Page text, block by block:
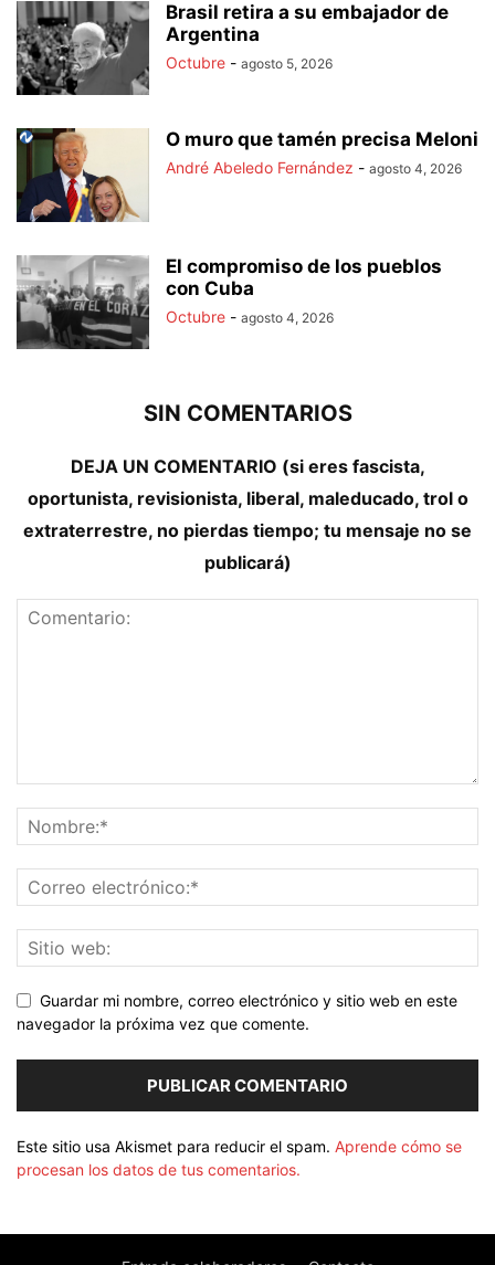
Brasil retira a su embajador de
Argentina
Octubre - agosto 5, 2026
O muro que tamén precisa Meloni
André Abeledo Fernández - agosto 4, 2026
El compromiso de los pueblos
con Cuba
Octubre - agosto 4, 2026
SIN COMENTARIOS
DEJA UN COMENTARIO (si eres fascista,
oportunista, revisionista, liberal, maleducado, trol o
extraterrestre, no pierdas tiempo; tu mensaje no se
publicará)
Guardar mi nombre, correo electrónico y sitio web en este
navegador la próxima vez que comente.
Este sitio usa Akismet para reducir el spam. Aprende cómo se
procesan los datos de tus comentarios.